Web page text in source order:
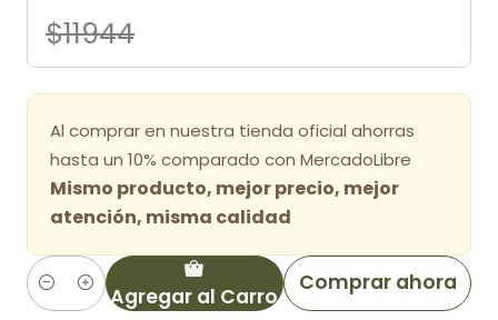
$11944
Al comprar en nuestra tienda oficial ahorras
hasta un 10% comparado con MercadoLibre
Mismo producto, mejor precio, mejor
atención, misma calidad
Cantidad Agregar al Carro
Comprar ahora